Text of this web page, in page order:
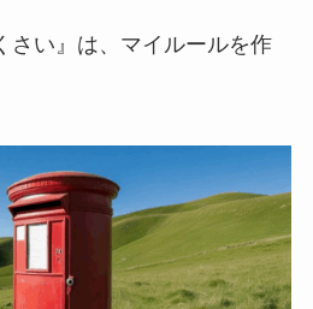
さい』は、マイルールを作